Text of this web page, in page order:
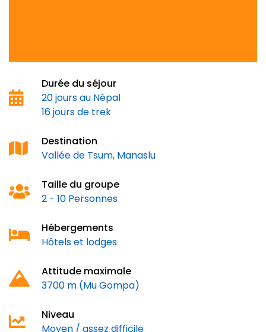
Durée du séjour
20 jours au Népal
16 jours de trek
Destination
Vallée de Tsum, Manaslu
Taille du groupe
2 - 10 Personnes
Hébergements
Hôtels et lodges
Attitude maximale
3700 m (Mu Gompa)
Niveau
Moyen / assez difficile